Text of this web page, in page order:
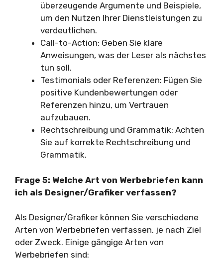
überzeugende Argumente und Beispiele,
um den Nutzen Ihrer Dienstleistungen zu
verdeutlichen.
Call-to-Action: Geben Sie klare
Anweisungen, was der Leser als nächstes
tun soll.
Testimonials oder Referenzen: Fügen Sie
positive Kundenbewertungen oder
Referenzen hinzu, um Vertrauen
aufzubauen.
Rechtschreibung und Grammatik: Achten
Sie auf korrekte Rechtschreibung und
Grammatik.
Frage 5: Welche Art von Werbebriefen kann
ich als Designer/Grafiker verfassen?
Als Designer/Grafiker können Sie verschiedene
Arten von Werbebriefen verfassen, je nach Ziel
oder Zweck. Einige gängige Arten von
Werbebriefen sind: